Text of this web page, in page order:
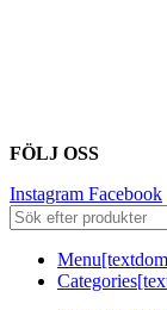
FÖLJ OSS
Instagram Facebook